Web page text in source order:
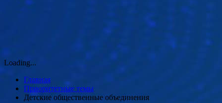
Loading...
Главная
Приоритетные темы
Детские общественные объединения